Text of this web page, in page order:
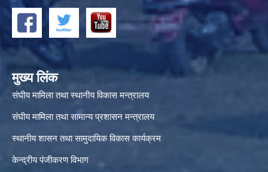
मुख्य लिंक
संघीय मामिला तथा स्थानीय विकास मन्त्रालय
संघीय मामिला तथा सामान्य प्रशासन मन्त्रालय
स्थानीय शासन तथा सामुदायिक विकास कार्यक्रम
केन्द्रीय पंजीकरण विभाग